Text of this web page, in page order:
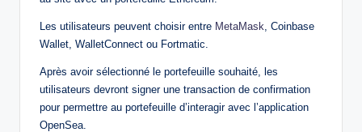
Les utilisateurs peuvent choisir entre MetaMask , Coinbase
Wallet, WalletConnect ou Fortmatic.
Après avoir sélectionné le portefeuille souhaité, les
utilisateurs devront signer une transaction de confirmation
pour permettre au portefeuille d’interagir avec l’application
OpenSea.